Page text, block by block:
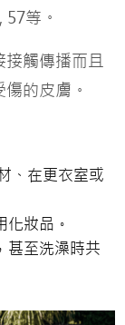
等。
接觸傳播而且
的皮膚。
、在更衣室或
妝品。
甚至洗澡時共